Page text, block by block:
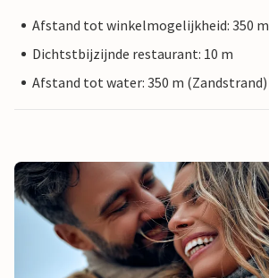
Afstand tot winkelmogelijkheid: 350 m
Dichtstbijzijnde restaurant: 10 m
Afstand tot water: 350 m (Zandstrand)